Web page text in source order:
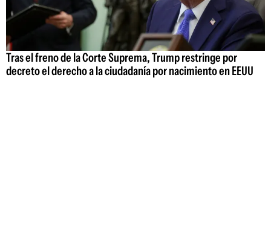
Tras el freno de la Corte Suprema, Trump restringe por
decreto el derecho a la ciudadanía por nacimiento en EEUU